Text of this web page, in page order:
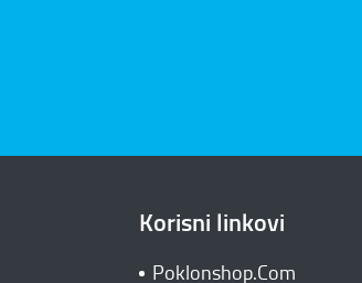
Korisni linkovi
Poklonshop.Com